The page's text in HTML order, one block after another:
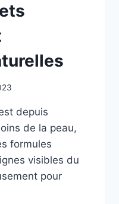
depuis
de la peau,
formules
visibles du
pour